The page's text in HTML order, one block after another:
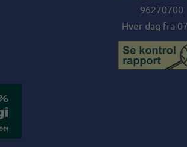
96270700
Hver dag fra